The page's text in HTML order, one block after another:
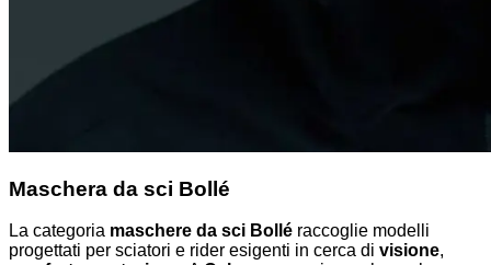
Maschera da sci Bollé
La categoria maschere da sci Bollé raccoglie modelli
progettati per sciatori e rider esigenti in cerca di visione,